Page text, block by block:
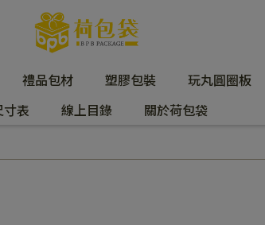
禮品包材 塑膠包裝
玩丸圓圈板
寸表
線上目錄 關於荷包袋